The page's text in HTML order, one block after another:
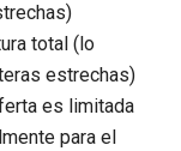
total (lo
estrechas)
es limitada
para el